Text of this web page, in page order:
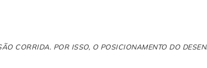
CORRIDA. POR ISSO, O POSICIONAMENTO DO